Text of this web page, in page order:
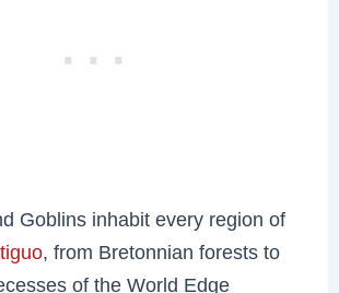
Goblins inhabit every region of
, from Bretonnian forests to
of the World Edge